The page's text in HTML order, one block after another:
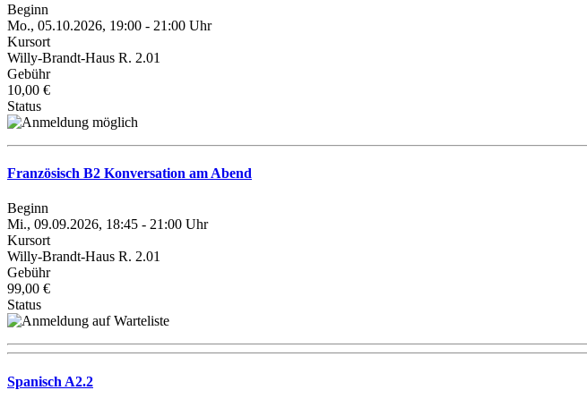
Beginn
Mo., 05.10.2026, 19:00 - 21:00 Uhr
Kursort
Willy-Brandt-Haus R. 2.01
Gebühr
10,00 €
Status
Französisch B2 Konversation am Abend
Beginn
Mi., 09.09.2026, 18:45 - 21:00 Uhr
Kursort
Willy-Brandt-Haus R. 2.01
Gebühr
99,00 €
Status
Spanisch A2.2